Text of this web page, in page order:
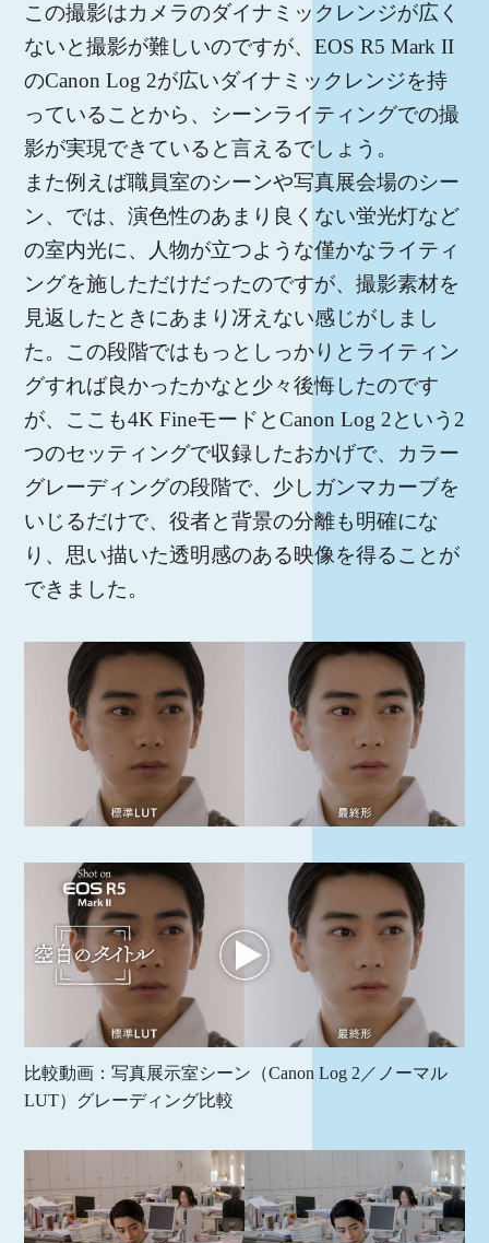
この撮影はカメラのダイナミックレンジが広く
ないと撮影が難しいのですが、EOS R5 Mark II
のCanon Log 2が広いダイナミックレンジを持
っていることから、シーンライティングでの撮
影が実現できていると言えるでしょう。
また例えば職員室のシーンや写真展会場のシー
ン、では、演色性のあまり良くない蛍光灯など
の室内光に、人物が立つような僅かなライティ
ングを施しただけだったのですが、撮影素材を
見返したときにあまり冴えない感じがしまし
た。この段階ではもっとしっかりとライティン
グすれば良かったかなと少々後悔したのです
が、ここも4K FineモードとCanon Log 2という2
つのセッティングで収録したおかげで、カラー
グレーディングの段階で、少しガンマカーブを
いじるだけで、役者と背景の分離も明確にな
り、思い描いた透明感のある映像を得ることが
できました。
比較動画：写真展示室シーン（Canon Log 2／ノーマル
LUT）グレーディング比較